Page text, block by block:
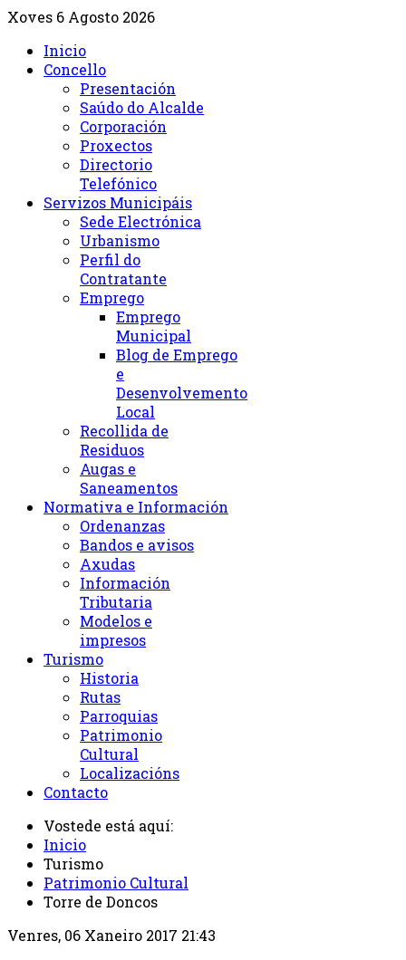
Xoves 6 Agosto 2026
Inicio
Concello
Presentación
Saúdo do Alcalde
Corporación
Proxectos
Directorio
Telefónico
Servizos Municipáis
Sede Electrónica
Urbanismo
Perfil do
Contratante
Emprego
Emprego
Municipal
Blog de Emprego
e
Desenvolvemento
Local
Recollida de
Residuos
Augas e
Saneamentos
Normativa e Información
Ordenanzas
Bandos e avisos
Axudas
Información
Tributaria
Modelos e
impresos
Turismo
Historia
Rutas
Parroquias
Patrimonio
Cultural
Localizacións
Contacto
Vostede está aquí:
Inicio
Turismo
Patrimonio Cultural
Torre de Doncos
Venres, 06 Xaneiro 2017 21:43